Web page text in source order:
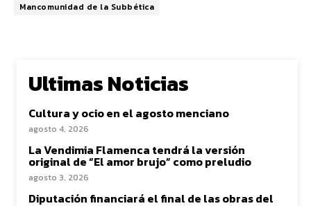
Mancomunidad de la Subbética
Ultimas Noticias
Cultura y ocio en el agosto menciano
agosto 4, 2026
La Vendimia Flamenca tendrá la versión
original de “El amor brujo” como preludio
agosto 3, 2026
Diputación financiará el final de las obras del